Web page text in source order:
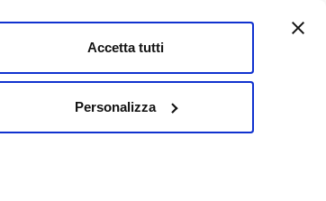
Accetta tutti
Personalizza